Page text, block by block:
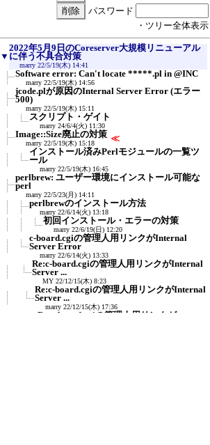
パスワード
・ツリー全体表示
▼
2022年5月9日のCoreserver大規模リニューアル
に伴う不具合対策
marry 22/5/19(木) 14:41
Software error: Can't locate *****.pl in @INC
marry 22/5/19(木) 14:56
jcode.plが原因のInternal Server Error (エラー
500)
marry 22/5/19(木) 15:11
スクリプト・ゲイト
marry 24/6/4(火) 11:30
Image::Size廃止の対策
marry 22/5/19(木) 15:18
≪
インストール済みPerlモジュールの一覧ツ
ール
marry 22/5/19(木) 16:45
perlbrew: ユーザー環境にインストール可能な
perl
marry 22/5/23(月) 14:11
perlbrewのインストール方法
marry 22/6/14(火) 13:18
初回インストール・エラーの対策
marry 22/6/19(日) 12:20
c-board.cgiの管理人用リンクがInternal
Server Error
marry 22/6/14(火) 13:33
Re:c-board.cgiの管理人用リンクがInternal
Server ...
MY 22/12/15(木) 8:23
Re:c-board.cgiの管理人用リンクがInternal
Server ...
marry 22/12/15(木) 17:36
Re:c-board.cgiの管理人用リンクが